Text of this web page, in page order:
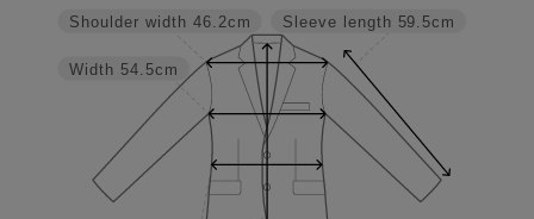
Sleeve length 59.5cm
Width 54.5cm
Shoulder width 46.2cm